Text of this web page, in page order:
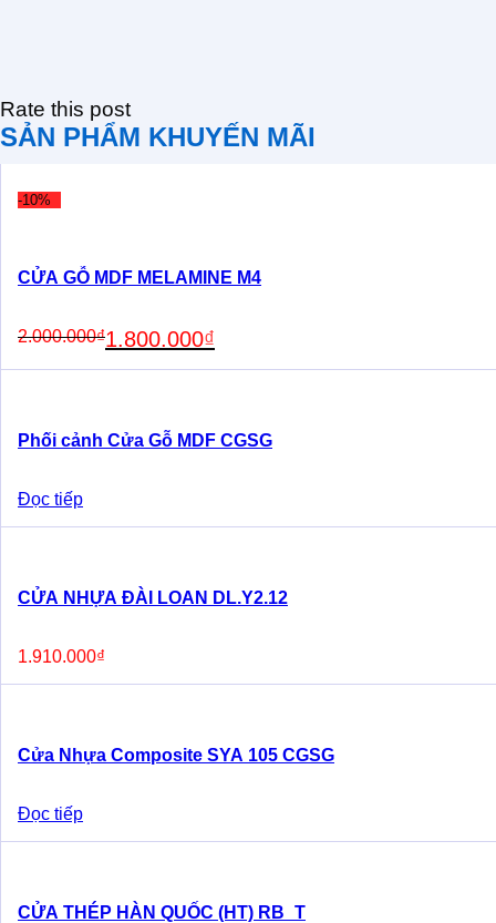
Rate this post
SẢN PHẨM KHUYẾN MÃI
-10%
CỬA GỖ MDF MELAMINE M4
2.000.000₫
price
was:
1.800.000₫
price
is:
Phối cảnh Cửa Gỗ MDF CGSG
Đọc tiếp
CỬA NHỰA ĐÀI LOAN DL.Y2.12
1.910.000₫
Cửa Nhựa Composite SYA 105 CGSG
Đọc tiếp
CỬA THÉP HÀN QUỐC (HT) RB_T